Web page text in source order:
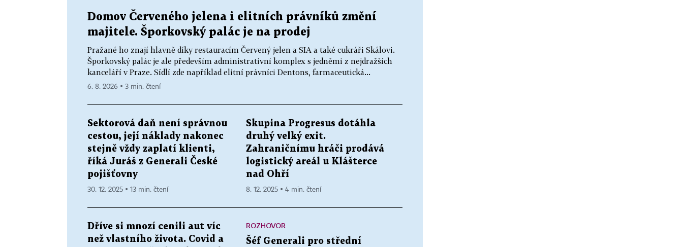
Domov Červeného jelena i elitních právníků změní
majitele. Šporkovský palác je na prodej
Pražané ho znají hlavně díky restauracím Červený jelen a SIA a také cukráři Skálovi.
Šporkovský palác je ale především administrativní komplex s jedněmi z nejdražších
kanceláří v Praze. Sídlí zde například elitní právníci Dentons, farmaceutická...
6. 8. 2026 ▪ 3 min. čtení
Sektorová daň není správnou
cestou, její náklady nakonec
stejně vždy zaplatí klienti,
říká Juráš z Generali České
pojišťovny
30. 12. 2025 ▪ 13 min. čtení
Skupina Progresus dotáhla
druhý velký exit.
Zahraničnímu hráči prodává
logistický areál u Klášterce
nad Ohří
8. 12. 2025 ▪ 4 min. čtení
Dříve si mnozí cenili aut víc
než vlastního života. Covid a
ROZHOVOR
Šéf Generali pro střední